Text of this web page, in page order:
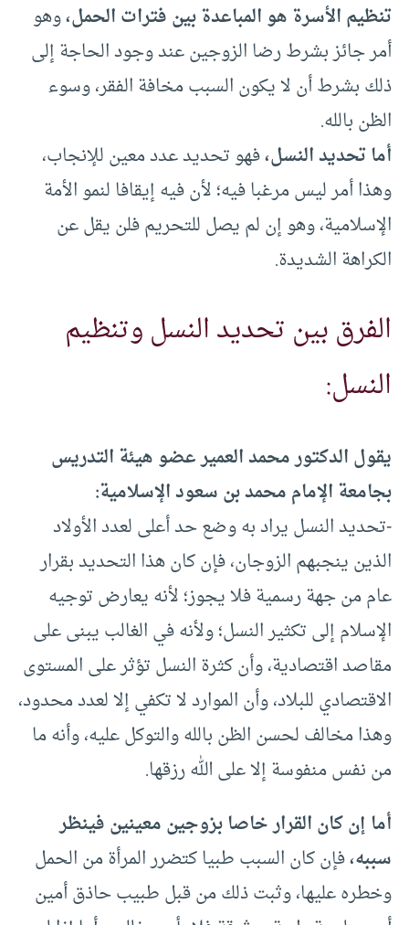
تنظيم الأسرة هو المباعدة بين فترات الحمل،وهو
أمر جائز بشرط رضا الزوجين عند وجود الحاجة إلى
ذلك بشرط أن لا يكون السبب مخافة الفقر، وسوء
الظن بالله.
أما تحديد النسل،فهو تحديد عدد معين للإنجاب،
وهذا أمر ليس مرغبا فيه؛ لأن فيه إيقافا لنمو الأمة
الإسلامية، وهو إن لم يصل للتحريم فلن يقل عن
الكراهة الشديدة.
الفرق بين تحديد النسل وتنظيم
النسل:
يقول الدكتور محمد العمير عضو هيئة التدريس
بجامعة الإمام محمد بن سعود الإسلامية:
-تحديد النسل يراد به وضع حد أعلى لعدد الأولاد
الذين ينجبهم الزوجان، فإن كان هذا التحديد بقرار
عام من جهة رسمية فلا يجوز؛ لأنه يعارض توجيه
الإسلام إلى تكثير النسل؛ ولأنه في الغالب يبنى على
مقاصد اقتصادية، وأن كثرة النسل تؤثر على المستوى
الاقتصادي للبلاد، وأن الموارد لا تكفي إلا لعدد محدود،
وهذا مخالف لحسن الظن بالله والتوكل عليه، وأنه ما
من نفس منفوسة إلا على الله رزقها.
أما إن كان القرار خاصا بزوجين معينين فينظر
سببه،فإن كان السبب طبيا كتضرر المرأة من الحمل
وخطره عليها، وثبت ذلك من قبل طبيب حاذق أمين